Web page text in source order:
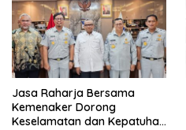
Jasa Raharja Bersama
Kemenaker Dorong
Keselamatan dan Kepatuhan